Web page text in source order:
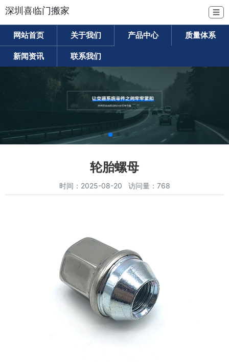
深圳喜临门搬家 ☰
网站首页 关于我们 产品中心 质量体系
新闻资讯 联系我们
轮胎螺母
时间：2025-08-20 访问量：768